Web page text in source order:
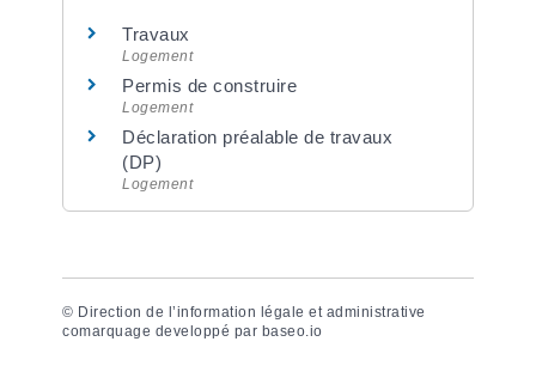
Travaux
Logement
Permis de construire
Logement
Déclaration préalable de travaux
(DP)
Logement
© Direction de l’information légale et administrative
comarquage developpé par baseo.io